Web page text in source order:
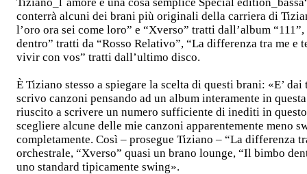
conterrà alcuni dei brani più originali della carriera di
l’oro ora sei come loro” e “Xverso” tratti dall’album
dentro” tratti da “Rosso Relativo”, “La differenza tra me e
vivir con vos” tratti dall’ultimo disco.
È Tiziano stesso a spiegare la scelta di questi brani: «E’
scrivo canzoni pensando ad un album interamente in
riuscito a scrivere un numero sufficiente di inediti in
scegliere alcune delle mie canzoni apparentemente meno
completamente. Così – prosegue Tiziano – “La differenza
orchestrale, “Xverso” quasi un brano lounge, “Il bimbo
uno standard tipicamente swing».